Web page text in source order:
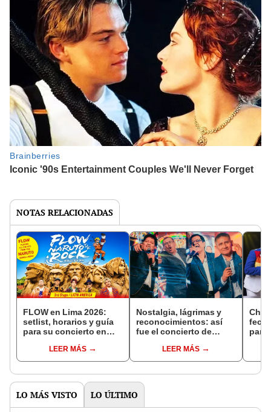
NOTAS RELACIONADAS
FLOW en Lima 2026:
setlist, horarios y guía
para su concierto en
LEER MÁS
Nostalgia, lágrimas y
reconocimientos: así
fue el concierto de
junto a sus voces
históricas
LEER MÁS
para
LO MÁS VISTO LO ÚLTIMO